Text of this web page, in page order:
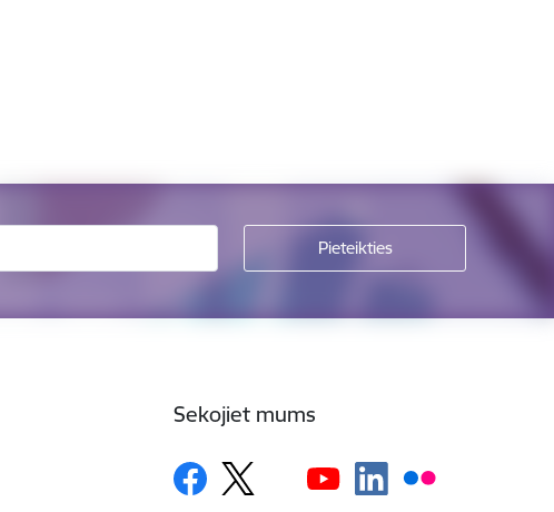
Sekojiet mums